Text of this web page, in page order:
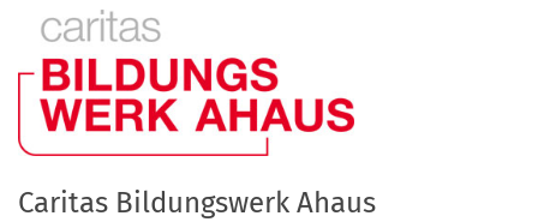
Caritas Bildungswerk Ahaus